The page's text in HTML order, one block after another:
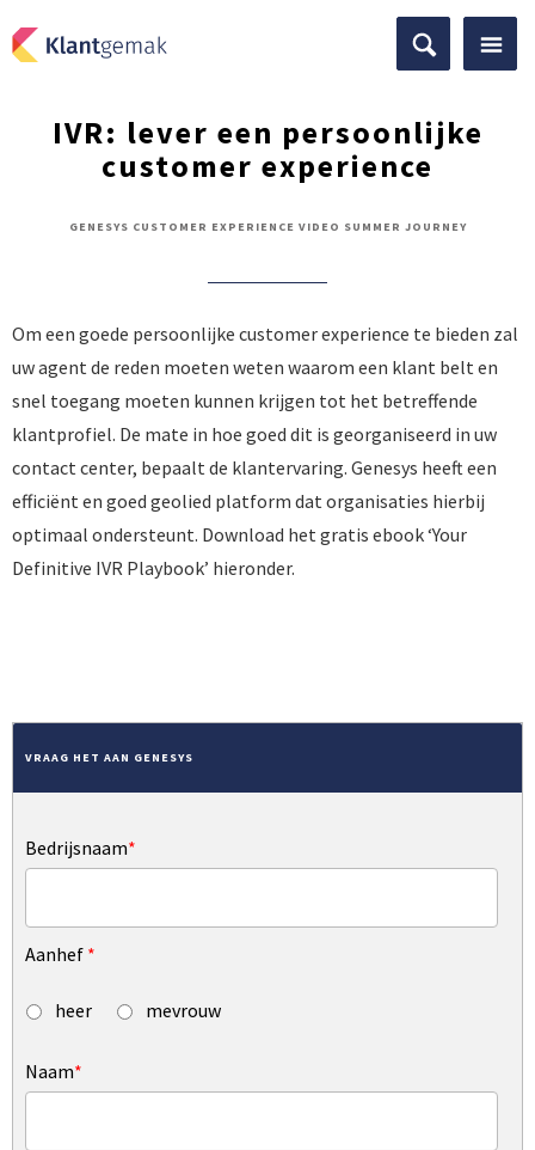
IVR: lever een persoonlijke
customer experience
GENESYS CUSTOMER EXPERIENCE VIDEO SUMMER JOURNEY
Om een goede persoonlijke customer experience te bieden zal
uw agent de reden moeten weten waarom een klant belt en
snel toegang moeten kunnen krijgen tot het betreffende
klantprofiel. De mate in hoe goed dit is georganiseerd in uw
contact center, bepaalt de klantervaring. Genesys heeft een
efficiënt en goed geolied platform dat organisaties hierbij
optimaal ondersteunt. Download het gratis ebook ‘Your
Definitive IVR Playbook’ hieronder.
VRAAG HET AAN GENESYS
Bedrijsnaam*
Aanhef *
heer mevrouw
Naam*